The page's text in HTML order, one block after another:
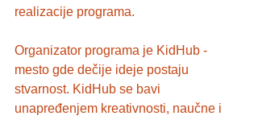
realizacije programa.
Organizator programa je KidHub -
mesto gde dečije ideje postaju
stvarnost. KidHub se bavi
unapređenjem kreativnosti, naučne i